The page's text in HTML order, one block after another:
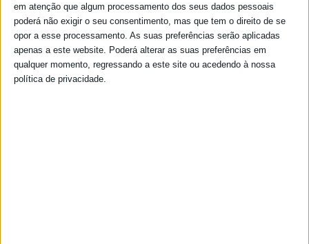
em atenção que algum processamento dos seus dados pessoais
poderá não exigir o seu consentimento, mas que tem o direito de se
opor a esse processamento. As suas preferências serão aplicadas
apenas a este website. Poderá alterar as suas preferências em
qualquer momento, regressando a este site ou acedendo à nossa
política de privacidade.